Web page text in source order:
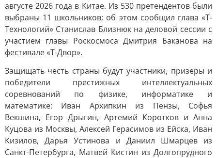
августе 2026 года в Китае. Из 530 претендентов были
выбраны 11 школьников; об этом сообщил глава «Т-
Технологий» Станислав Близнюк на деловой сессии с
участием главы Роскосмоса Дмитрия Баканова на
фестивале «Т-Двор».
Защищать честь страны будут участники, призеры и
победители престижных интеллектуальных
соревнований по физике, информатике и
математике: Иван Архипкин из Пензы, Софья
Векшина, Егор Дрыгин, Артемий Коротков и Анна
Куцова из Москвы, Алексей Герасимов из Ейска, Иван
Кизилов, Дарья Устинова и Даниил Шмарцев из
Санкт-Петербурга, Матвей Кистин из Долгопрудного